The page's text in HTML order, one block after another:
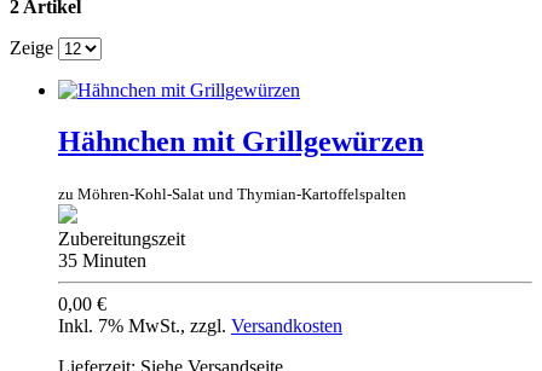
2 Artikel
Zeige
Hähnchen mit Grillgewürzen
zu Möhren-Kohl-Salat und Thymian-Kartoffelspalten
Zubereitungszeit
35 Minuten
0,00 €
Inkl. 7% MwSt., zzgl. Versandkosten
Lieferzeit: Siehe Versandseite